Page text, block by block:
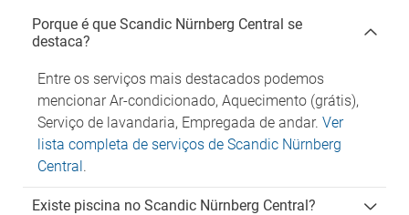
Porque é que Scandic Nürnberg Central se
destaca?
Entre os serviços mais destacados podemos
mencionar Ar-condicionado, Aquecimento (grátis),
Serviço de lavandaria, Empregada de andar. Ver
lista completa de serviços de Scandic Nürnberg
Central.
Existe piscina no Scandic Nürnberg Central?